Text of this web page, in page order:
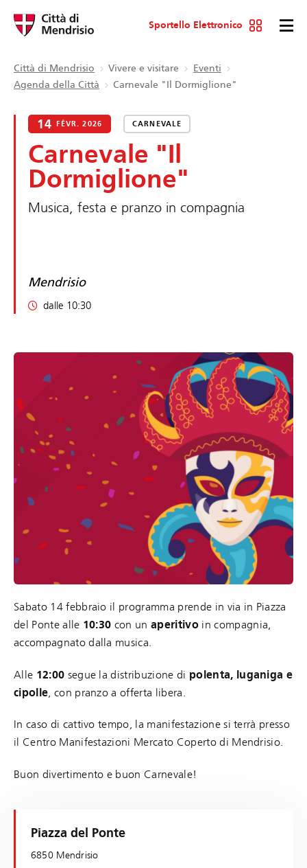
Sportello Elettronico
Città di Mendrisio Vivere e visitare
Eventi
Agenda della Città
Carnevale "Il Dormiglione"
14 FÉVR. 2026 CARNEVALE
Carnevale "Il
Dormiglione"
Musica, festa e pranzo in compagnia
Mendrisio
dalle 10:30
Sabato 14 febbraio il programma prende in via in Piazza
del Ponte alle 10:30 con unaperitivo in compagnia,
accompagnato dalla musica.
Alle 12:00 segue la distribuzione di polenta, luganiga e
cipolle , con pranzo a offerta libera.
In caso di cattivo tempo, la manifestazione si terrà presso
il Centro Manifestazioni Mercato Coperto di Mendrisio.
Buon divertimento e buon Carnevale!
Piazza del Ponte
6850 Mendrisio